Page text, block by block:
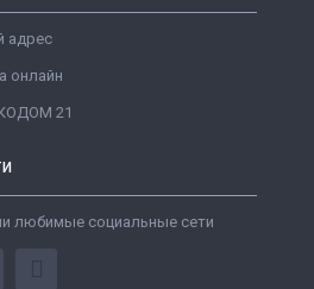
адрес
онлайн
21
любимые социальные сети